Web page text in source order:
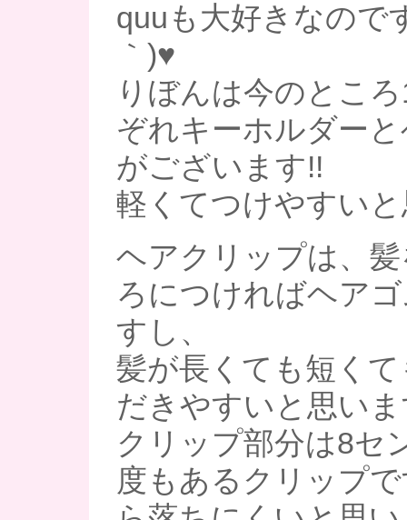
quuも大好きなので
｀)♥
りぼんは今のとこ
ぞれキーホルダー
がございます!!
軽くてつけやすい
ヘアクリップは、
ろにつければヘア
すし、
髪が長くても短く
だきやすいと思い
クリップ部分は8セ
度もあるクリップ